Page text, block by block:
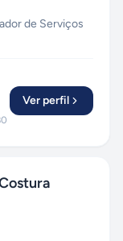
de Serviços
Ver perfil